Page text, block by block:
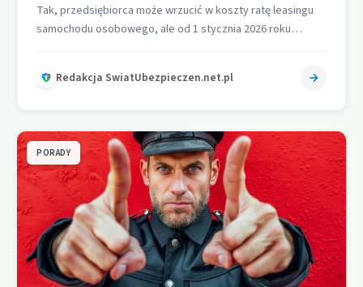
Tak, przedsiębiorca może wrzucić w koszty ratę leasingu
samochodu osobowego, ale od 1 stycznia 2026 roku
Redakcja SwiatUbezpieczen.net.pl
PORADY